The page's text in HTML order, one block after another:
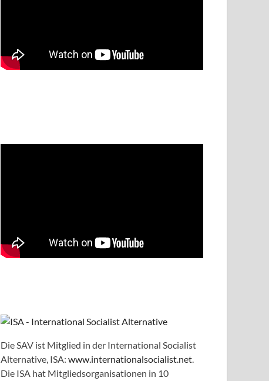
Die SAV ist Mitglied in der International Socialist
Alternative, ISA:www.internationalsocialist.net.
Die ISA hat Mitgliedsorganisationen in 10